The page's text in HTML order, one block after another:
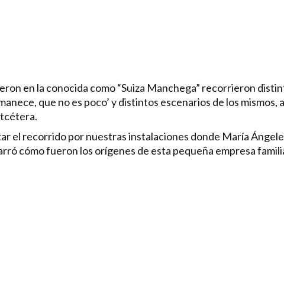
en la conocida como “Suiza Manchega” recorrieron
que no es poco’ y distintos escenarios de los mismos,
el recorrido por nuestras instalaciones donde María
cómo fueron los orígenes de esta pequeña empresa